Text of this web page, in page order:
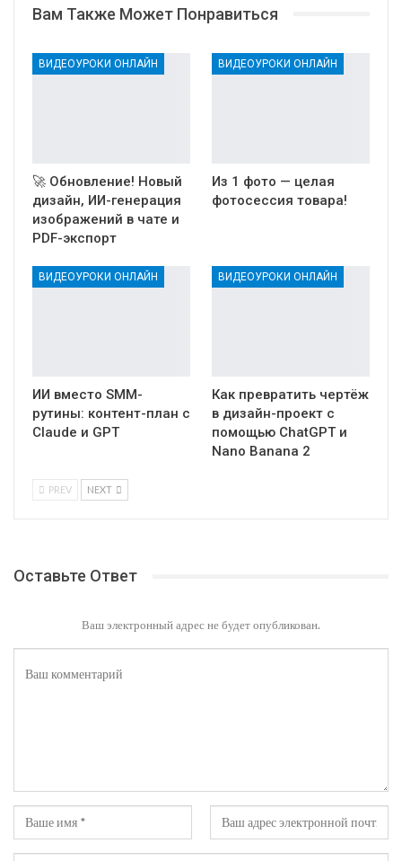
Вам Также Может Понравиться
ВИДЕОУРОКИ ОНЛАЙН
🚀 Обновление! Новый
дизайн, ИИ-генерация
изображений в чате и
PDF-экспорт
ВИДЕОУРОКИ ОНЛАЙН
Из 1 фото — целая
фотосессия товара!
ВИДЕОУРОКИ ОНЛАЙН
ИИ вместо SMM-
рутины: контент-план с
Claude и GPT
ВИДЕОУРОКИ ОНЛАЙН
Как превратить чертёж
в дизайн-проект с
помощью ChatGPT и
Nano Banana 2
PREV NEXT
Оставьте Ответ
Ваш электронный адрес не будет опубликован.